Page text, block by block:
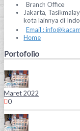
Branch Office
Jakarta,
kota lainnya di
Email :
Home
Portofolio
Maret 2022
0